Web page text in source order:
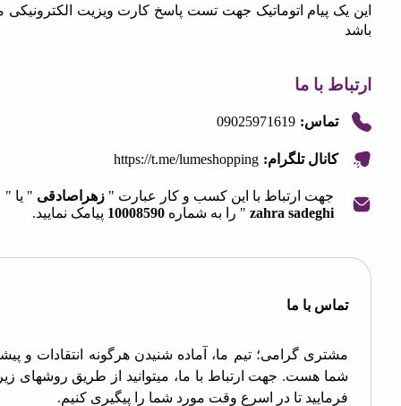
پیام اتوماتیک جهت تست پاسخ کارت ویزیت الکترونیکی می
با ما
تماس: 09025971619
کانال تلگرام: https://t.me/lumeshopping
جهت ارتباط با این کسب و کار عبارت "زهراصادقی " یا "
zahra sadeghi" را به شماره 10008590 پیامک نمایید.
با ما
گرامی؛ تیم ما، آماده شنیدن هرگونه انتقادات و پیشنهادات
هست. جهت ارتباط با ما، میتوانید از طریق روشهای زیر اقدام
تا در اسرع وقت مورد شما را پیگیری کنیم.